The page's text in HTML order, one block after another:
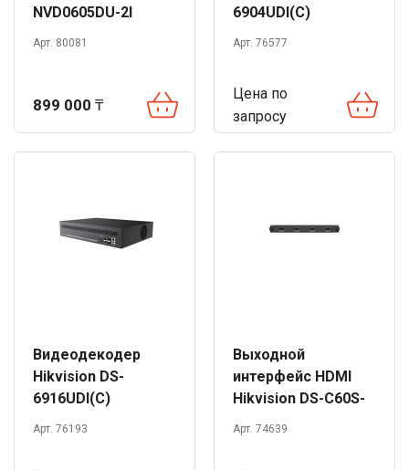
NVD0605DU-2I
Арт. 80081
899 000 ₸
6904UDI(C)
Арт. 76577
Цена по
запросу
Видеодекодер
Hikvision DS-
6916UDI(C)
Арт. 76193
Выходной
интерфейс HDMI
Hikvision DS-C60S-
04HO
Арт. 74639